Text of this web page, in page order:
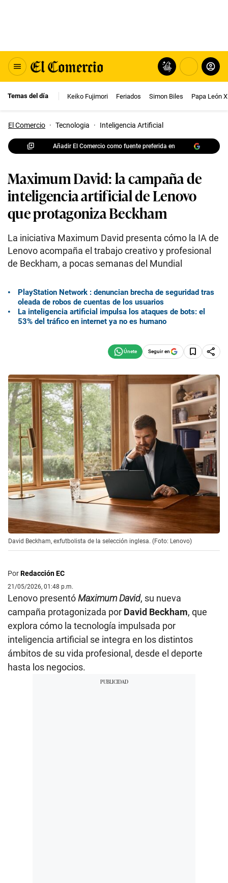
Temas del día Keiko Fujimori Feriados Simon Biles Papa León
El Comercio · Tecnologia · Inteligencia Artificial
Añadir El Comercio como fuente preferida en
Maximum David: la campaña de
inteligencia artificial de Lenovo
que protagoniza Beckham
La iniciativa Maximum David presenta cómo la IA de
Lenovo acompaña el trabajo creativo y profesional
de Beckham, a pocas semanas del Mundial
PlayStation Network : denuncian brecha de seguridad tras
oleada de robos de cuentas de los usuarios
La inteligencia artificial impulsa los ataques de bots: el
53% del tráfico en internet ya no es humano
Seguir en
David Beckham, exfutbolista de la selección inglesa. (Foto: Lenovo)
PorRedacción EC
21/05/2026, 01:48 p.m.
Lenovo presentóMaximum David, su nueva
campaña protagonizada por David Beckham, que
explora cómo la tecnología impulsada por
inteligencia artificial se integra en los distintos
ámbitos de su vida profesional, desde el deporte
hasta los negocios.